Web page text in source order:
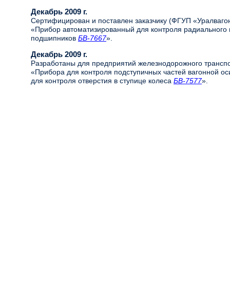
Декабрь 2009 г.
Сертифицирован и поставлен заказчику (ФГУП
«Прибор автоматизированный для контроля радиального
подшипников БВ-7667».
Декабрь 2009 г.
Разработаны для предприятий железнодорожного
«Прибора для контроля подступичных частей вагонной
для контроля отверстия в ступице колеса БВ-7577».